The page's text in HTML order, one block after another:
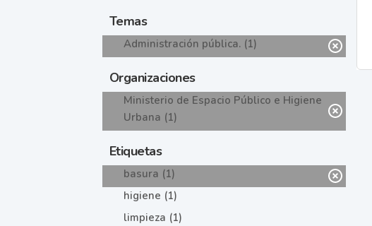
Temas
Administración pública. (1)
Organizaciones
Ministerio de Espacio Público e Higiene
Urbana (1)
Etiquetas
basura (1)
higiene (1)
limpieza (1)